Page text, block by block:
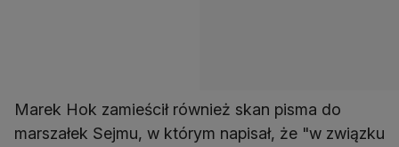
Marek Hok zamieścił również skan pisma do
marszałek Sejmu, w którym napisał, że "w związku